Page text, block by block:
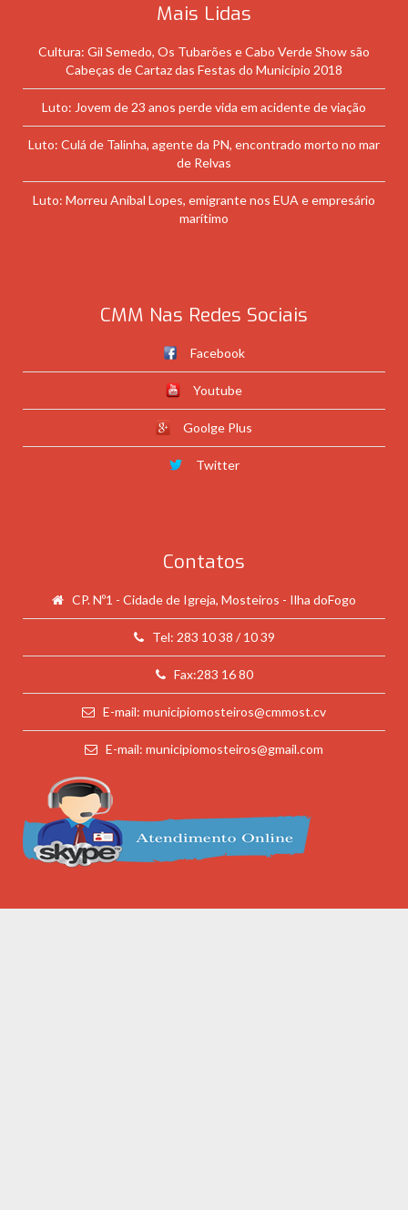
Mais Lidas
Cultura: Gil Semedo, Os Tubarões e Cabo Verde Show são
Cabeças de Cartaz das Festas do Município 2018
Luto: Jovem de 23 anos perde vida em acidente de viação
Luto: Culá de Talinha, agente da PN, encontrado morto no mar
de Relvas
Luto: Morreu Aníbal Lopes, emigrante nos EUA e empresário
marítimo
CMM Nas Redes Sociais
Facebook
Youtube
Goolge Plus
Twitter
Contatos
CP. Nº1 - Cidade de Igreja, Mosteiros - Ilha doFogo
Tel: 283 10 38 / 10 39
Fax:283 16 80
E-mail: municipiomosteiros@cmmost.cv
E-mail: municipiomosteiros@gmail.com